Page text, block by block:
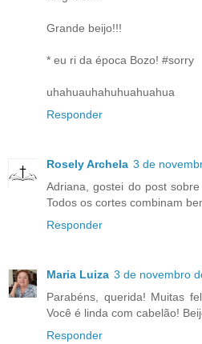
Grande beijo!!!
* eu ri da época Bozo! #sorry
uhahuauhahuhuahuahua
Responder
Rosely Archela 3 de
Adriana, gostei do post
Todos os cortes combinam
Responder
Maria Luiza 3 de novembro
Parabéns, querida! Muitas
Você é linda com cabelão!
Responder